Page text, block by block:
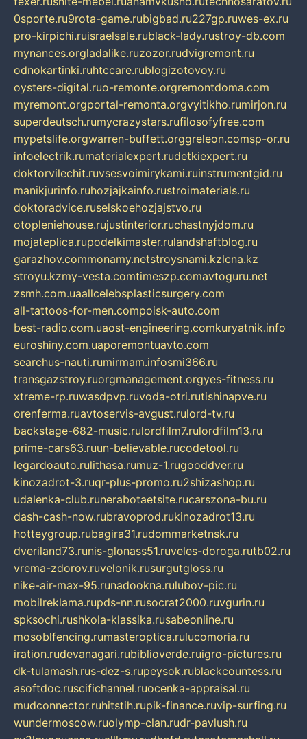
0sporte.ru9rota-game.rubigbad.ru227gp.ruwes-ex.ru
pro-kirpichi.ruisraelsale.rublack-lady.rustroy-db.com
mynances.orgladalike.ruzozor.rudvigremont.ru
odnokartinki.ruhtccare.rublogizotovoy.ru
oysters-digital.ruo-remonte.orgremontdoma.com
myremont.orgportal-remonta.orgvyitikho.rumirjon.ru
superdeutsch.rumycrazystars.rufilosofyfree.com
mypetslife.orgwarren-buffett.orggreleon.comsp-or.ru
infoelectrik.rumaterialexpert.rudetkiexpert.ru
doktorvilechit.ruvsesvoimirykami.ruinstrumentgid.ru
manikjurinfo.ruhozjajkainfo.rustroimaterials.ru
doktoradvice.ruselskoehozjajstvo.ru
otopleniehouse.rujustinterior.ruchastnyjdom.ru
mojateplica.rupodelkimaster.rulandshaftblog.ru
garazhov.commonamy.netstroysnami.kzlcna.kz
stroyu.kzmy-vesta.comtimeszp.comavtoguru.net
zsmh.com.uaallcelebsplasticsurgery.com
all-tattoos-for-men.compoisk-auto.com
best-radio.com.uaost-engineering.comkuryatnik.info
euroshiny.com.uaporemontuavto.com
searchus-nauti.rumirmam.infosmi366.ru
transgazstroy.ruorgmanagement.orgyes-fitness.ru
xtreme-rp.ruwasdpvp.ruvoda-otri.rutishinapve.ru
orenferma.ruavtoservis-avgust.rulord-tv.ru
backstage-682-music.rulordfilm7.rulordfilm13.ru
prime-cars63.ruun-believable.rucodetool.ru
legardoauto.rulithasa.rumuz-1.rugooddver.ru
kinozadrot-3.ruqr-plus-promo.ru2shizashop.ru
udalenka-club.runerabotaetsite.rucarszona-bu.ru
dash-cash-now.rubravoprod.rukinozadrot13.ru
hotteygroup.rubagira31.rudommarketnsk.ru
dveriland73.runis-glonass51.ruveles-doroga.rutb02.ru
vrema-zdorov.ruvelonik.rusurgutgloss.ru
nike-air-max-95.runadookna.rulubov-pic.ru
mobilreklama.rupds-nn.rusocrat2000.ruvgurin.ru
spksochi.rushkola-klassika.rusabeonline.ru
mosoblfencing.rumasteroptica.rulucomoria.ru
iration.rudevanagari.rubiblioverde.ruigro-pictures.ru
dk-tulamash.rus-dez-s.rupeysok.rublackcountess.ru
asoftdoc.ruscifichannel.ruocenka-appraisal.ru
mudconnector.ruhitstih.rupik-finance.ruvip-surfing.ru
wundermoscow.ruolymp-clan.rudr-pavlush.ru